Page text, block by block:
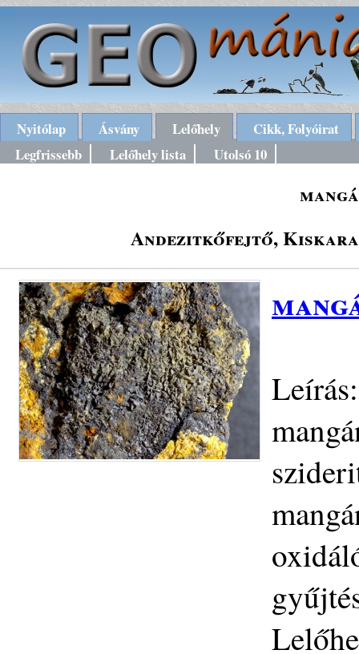
Nyitólap Ásvány Lelőhely
Cikk, Folyóirat
Legfrissebb
Lelőhely lista Utolsó 10
Andezitkőfejtő,